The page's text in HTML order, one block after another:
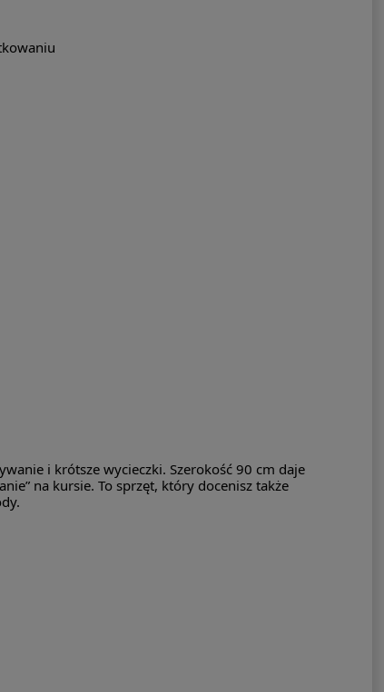
i krótsze wycieczki. Szerokość 90 cm daje
na kursie. To sprzęt, który docenisz także